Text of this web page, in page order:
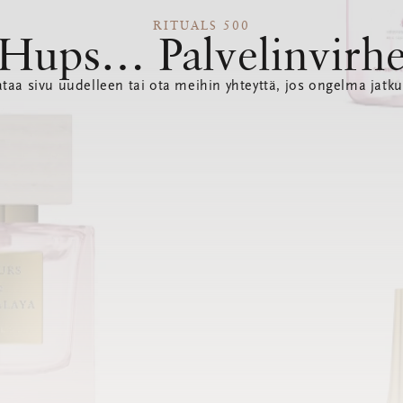
RITUALS 500
sivu uudelleen tai ota meihin yhteyttä, jos ongelma